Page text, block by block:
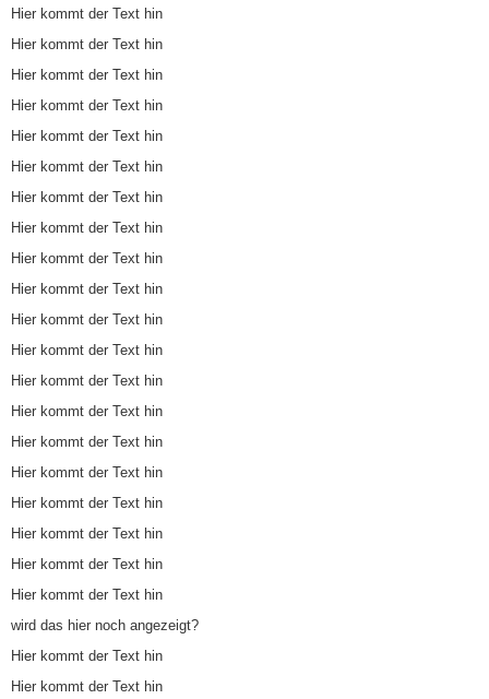
Hier kommt der Text hin
Hier kommt der Text hin
Hier kommt der Text hin
Hier kommt der Text hin
Hier kommt der Text hin
Hier kommt der Text hin
Hier kommt der Text hin
Hier kommt der Text hin
Hier kommt der Text hin
Hier kommt der Text hin
Hier kommt der Text hin
Hier kommt der Text hin
Hier kommt der Text hin
Hier kommt der Text hin
Hier kommt der Text hin
Hier kommt der Text hin
Hier kommt der Text hin
Hier kommt der Text hin
Hier kommt der Text hin
Hier kommt der Text hin
wird das hier noch angezeigt?
Hier kommt der Text hin
Hier kommt der Text hin